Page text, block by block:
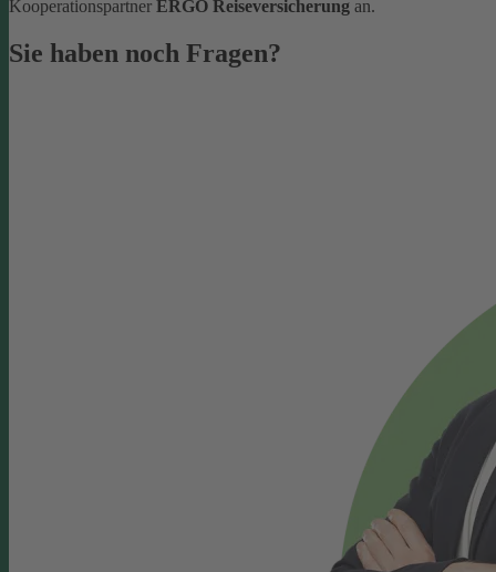
Kooperationspartner ERGO Reiseversicherung an.
Sie haben noch Fragen?